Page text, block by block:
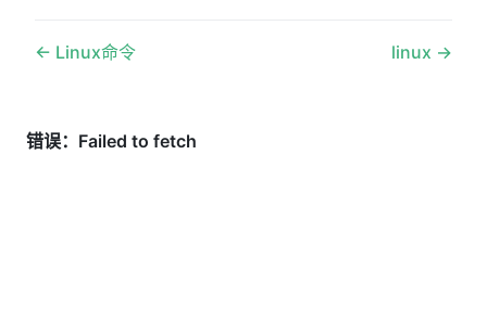
Linux命令 linux